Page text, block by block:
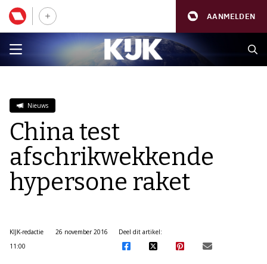
AANMELDEN
Nieuws
China test
afschrikwekkende
hypersone raket
KIJK-redactie
26 november 2016
11:00
Deel dit artikel: